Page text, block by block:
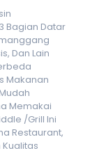
Bagian Datar
Dan Lain
Makanan
Memakai
/Grill Ini
Restaurant,